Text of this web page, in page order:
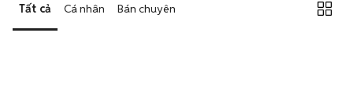
Tất cả Cá nhân Bán chuyên